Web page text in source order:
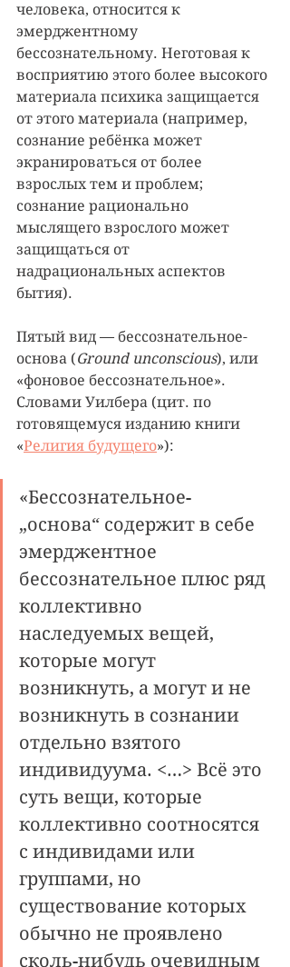
человека, относится к
эмерджентному
бессознательному. Неготовая к
восприятию этого более высокого
материала психика защищается
от этого материала (например,
сознание ребёнка может
экранироваться от более
взрослых тем и проблем;
сознание рационально
мыслящего взрослого может
защищаться от
надрациональных аспектов
бытия).
Пятый вид — бессознательное-
основа (Ground unconscious), или
«фоновое бессознательное».
Словами Уилбера (цит. по
готовящемуся изданию книги
«Религия будущего»):
«Бессознательное-
„основа“ содержит в себе
эмерджентное
бессознательное плюс ряд
коллективно
наследуемых вещей,
которые могут
возникнуть, а могут и не
возникнуть в сознании
отдельно взятого
индивидуума. <…> Всё это
суть вещи, которые
коллективно соотносятся
с индивидами или
группами, но
существование которых
обычно не проявлено
сколь-нибудь очевидным